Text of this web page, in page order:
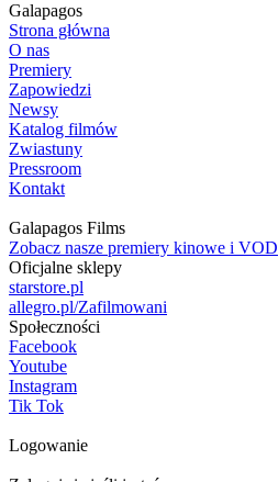
Galapagos
Strona główna
O nas
Premiery
Zapowiedzi
Newsy
Katalog filmów
Zwiastuny
Pressroom
Kontakt
Galapagos Films
Zobacz nasze premiery kinowe i VOD
Oficjalne sklepy
starstore.pl
allegro.pl/Zafilmowani
Społeczności
Facebook
Youtube
Instagram
Tik Tok
Logowanie